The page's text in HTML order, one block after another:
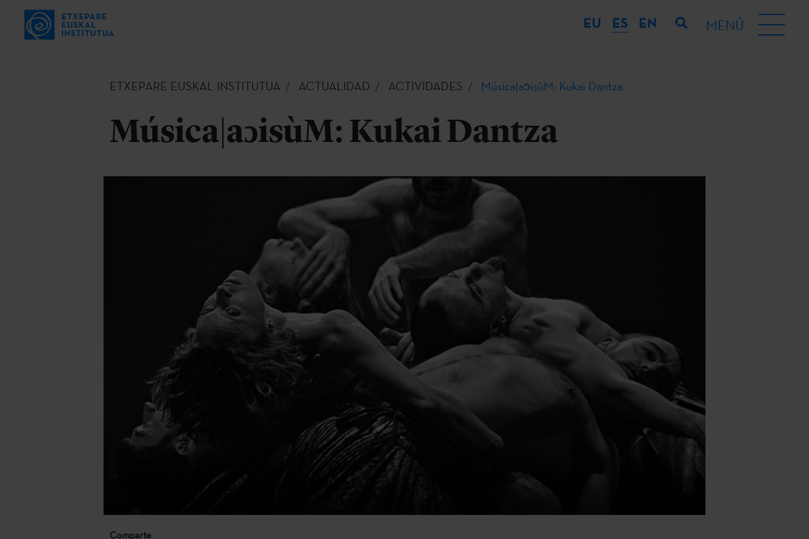
EU ES EN MENÚ
ETXEPARE EUSKAL INSTITUTUA ACTUALIDAD ACTIVIDADES Música|aɔisùM: Kukai Dantza
Música|aɔisùM: Kukai Dantza
Comparte